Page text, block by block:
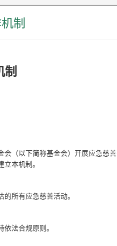
制
制
会（以下简称基金会）开展应急慈善
本机制。
所有应急慈善活动。
法合规原则。